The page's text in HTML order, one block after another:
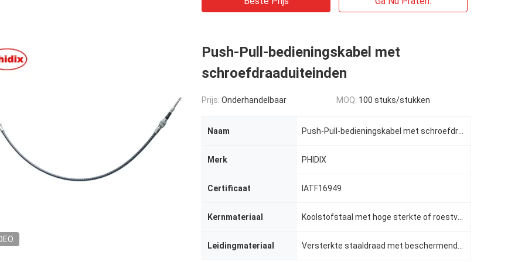
Push-Pull-bedieningskabel met
schroefdraaduiteinden
Prijs: Onderhandelbaar MOQ: 100 stuks/stukken
Naam
Merk PHIDIX
Certificaat IATF16949
Kernmateriaal
Leidingmateriaal